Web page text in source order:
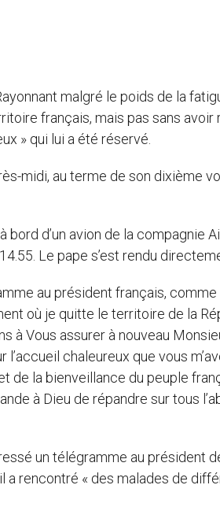
malgré le poids de la
français, mais pas sans
» qui lui a été réservé.
midi, au terme de son dixième
d’un avion de la compagnie
Le pape s’est rendu
au président français,
où je quitte le territoire de la
à Vous assurer à nouveau
chaleureux que vous
de la bienveillance du peuple
à Dieu de répandre sur tous
un télégramme au président
a rencontré « des malades de